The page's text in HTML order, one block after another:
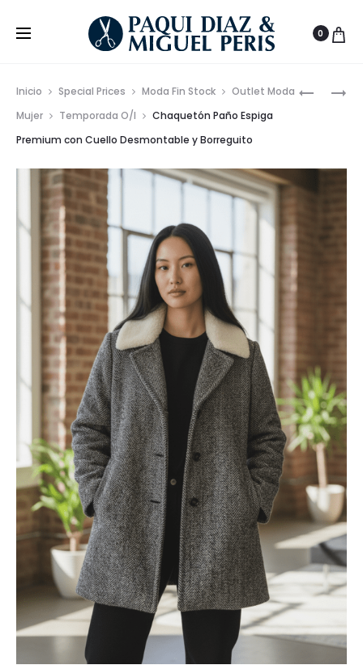
0
VESTIDO
FIESTA
CLÁSICA
Inicio Special Prices Moda Fin Stock
Outlet Moda
Mujer
Temporada O/I
Chaquetón Paño Espiga
Premium con Cuello Desmontable y Borreguito